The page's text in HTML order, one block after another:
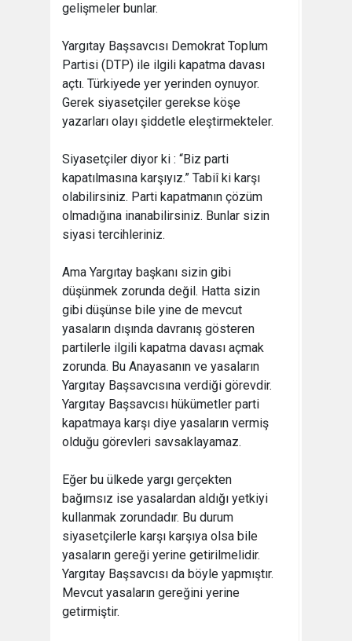
gelişmeler bunlar.
Yargıtay Başsavcısı Demokrat Toplum
Partisi (DTP) ile ilgili kapatma davası
açtı. Türkiyede yer yerinden oynuyor.
Gerek siyasetçiler gerekse köşe
yazarları olayı şiddetle eleştirmekteler.
Siyasetçiler diyor ki : “Biz parti
kapatılmasına karşıyız.” Tabiî ki karşı
olabilirsiniz. Parti kapatmanın çözüm
olmadığına inanabilirsiniz. Bunlar sizin
siyasi tercihleriniz.
Ama Yargıtay başkanı sizin gibi
düşünmek zorunda değil. Hatta sizin
gibi düşünse bile yine de mevcut
yasaların dışında davranış gösteren
partilerle ilgili kapatma davası açmak
zorunda. Bu Anayasanın ve yasaların
Yargıtay Başsavcısına verdiği görevdir.
Yargıtay Başsavcısı hükümetler parti
kapatmaya karşı diye yasaların vermiş
olduğu görevleri savsaklayamaz.
Eğer bu ülkede yargı gerçekten
bağımsız ise yasalardan aldığı yetkiyi
kullanmak zorundadır. Bu durum
siyasetçilerle karşı karşıya olsa bile
yasaların gereği yerine getirilmelidir.
Yargıtay Başsavcısı da böyle yapmıştır.
Mevcut yasaların gereğini yerine
getirmiştir.